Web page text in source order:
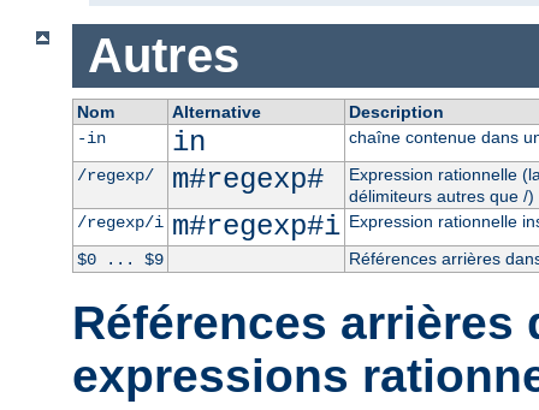
Autres
Nom Alternative
Description
-in
in
chaîne contenue dans
/regexp/
m#regexp#
Expression rationnelle
délimiteurs autres que /)
/regexp/i m#regexp#i Expression rationnelle
$0 ... $9
Références arrières
Références arrières
expressions